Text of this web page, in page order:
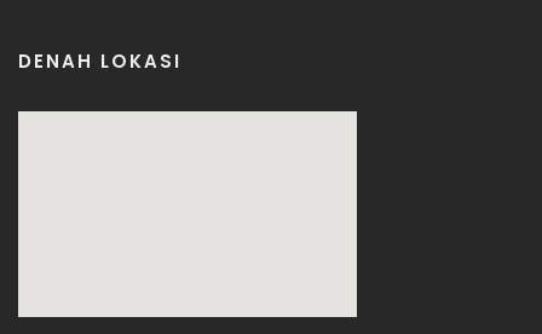
DENAH LOKASI